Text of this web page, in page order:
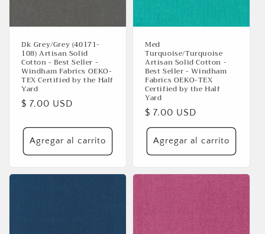
Dk Grey/Grey (40171-
108) Artisan Solid
Cotton - Best Seller -
Windham Fabrics OEKO-
TEX Certified by the Half
Yard
Precio
$ 7.00 USD
Agregar al carrito
Med
Turquoise/Turquoise
Artisan Solid Cotton -
Best Seller - Windham
Fabrics OEKO-TEX
Certified by the Half
Yard
Precio
habitual
$ 7.00 USD
Agregar al carrito